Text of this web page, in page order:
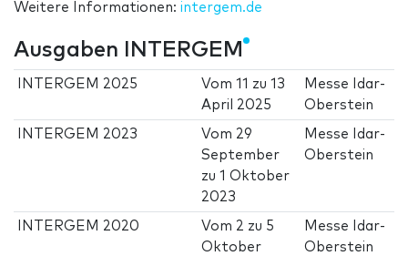
Weitere Informationen: intergem.de
Ausgaben INTERGEM
INTERGEM 2025 Vom11 zu13
April 2025
Messe Idar-
Oberstein
INTERGEM 2023 Vom 29
September
zu1 Oktober
2023
Messe Idar-
Oberstein
INTERGEM 2020 Vom 2 zu 5
Oktober
Messe Idar-
Oberstein